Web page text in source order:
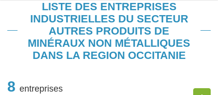
LISTE DES ENTREPRISES
INDUSTRIELLES DU SECTEUR
AUTRES PRODUITS DE
MINÉRAUX NON MÉTALLIQUES
DANS LA REGION OCCITANIE
8 entreprises